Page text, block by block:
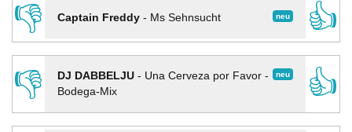
👎
neu
Captain Freddy- Ms Sehnsucht
👍
👎
neu
DJ DABBELJU- Una Cerveza por Favor -
Bodega-Mix
👍